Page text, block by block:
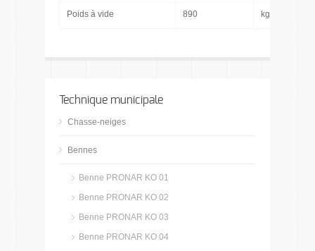
Poids à vide 890 kg
Technique municipale
Chasse-neiges
Bennes
Benne PRONAR KO 01
Benne PRONAR KO 02
Benne PRONAR KO 03
Benne PRONAR KO 04